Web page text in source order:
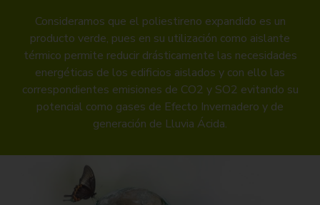
Consideramos que el poliestireno expandido es un
producto verde, pues en su utilización como aislante
térmico permite reducir drásticamente las necesidades
energéticas de los edificios aislados y con ello las
correspondientes emisiones de CO2 y SO2 evitando su
potencial como gases de Efecto Invernadero y de
generación de Lluvia Ácida.